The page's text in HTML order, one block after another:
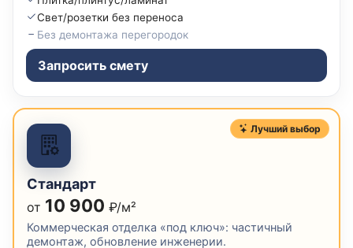
Свет/розетки без переноса
Без демонтажа перегородок
Запросить смету
Лучший выбор
Стандарт
от 10 900 ₽/м²
Коммерческая отделка «под ключ»: частичный
демонтаж, обновление инженерии.